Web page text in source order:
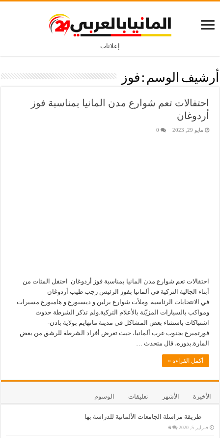
إعلانات
أرشيف الوسم : فوز
احتفالات تعم شوارع مدن المانيا بمناسبة فوز
أردوغان
مايو 29, 2023 0
احتفالات تعم شوارع مدن المانيا بمناسبة فوز أردوغان احتفل المئات من
أبناء الجالية التركية في ألمانيا بفوز الرئيس رجب طيب أردوغان
في الانتخابات الرئاسية. وملأت شوارع برلين و ديسبورغ و هامبورغ مسيرات
ومواكب بالسيارات المزيّنة بالأعلام التركية.ولم تذكر الشرطة حدوث
اشتباكات باستثناء بعض المشاكل في مدينة مانهايم بولاية بادن-
فورتمبرغ بجنوب غرب ألمانيا، حيث تعرض أفراد الشرطة للرشق من بعض
المارة.بدوره، قال متحدث …
أكمل القراءة »
الأخيرة الأشهر تعليقات الوسوم
طريقة مراسلة الجامعات الألمانية للدراسة بها
فبراير 5, 2020 6